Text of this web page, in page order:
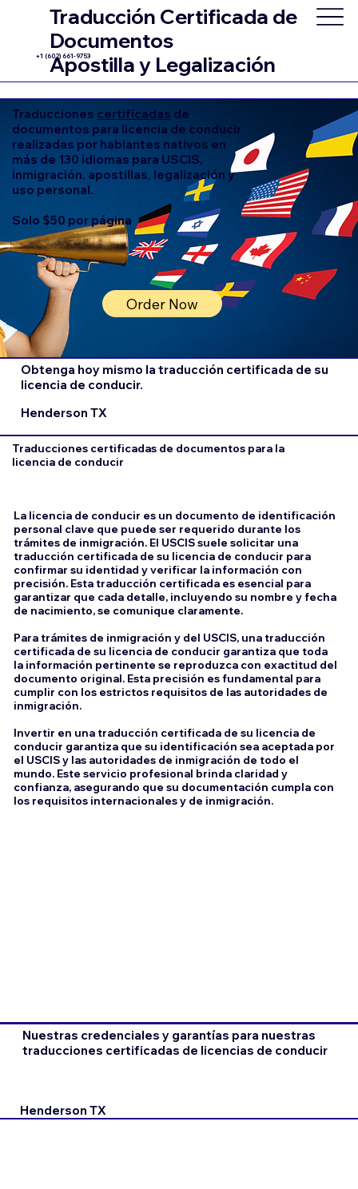
Traducción Certificada de
Documentos
Apostilla y Legalización
+1 (602) 661-9753
Traducciones certificadas de
documentos para licencia de conducir
realizadas por hablantes nativos en
más de 130 idiomas para USCIS,
inmigración, apostillas, legalización y
uso personal.
Solo $50 por página
Order Now
Obtenga hoy mismo la traducción certificada de su
licencia de conducir.
Henderson TX
Traducciones certificadas de documentos para la
licencia de conducir
La licencia de conducir es un documento de identificación
personal clave que puede ser requerido durante los
trámites de inmigración. El USCIS suele solicitar una
traducción certificada de su licencia de conducir para
confirmar su identidad y verificar la información con
precisión. Esta traducción certificada es esencial para
garantizar que cada detalle, incluyendo su nombre y fecha
de nacimiento, se comunique claramente.
Para trámites de inmigración y del USCIS, una traducción
certificada de su licencia de conducir garantiza que toda
la información pertinente se reproduzca con exactitud del
documento original. Esta precisión es fundamental para
cumplir con los estrictos requisitos de las autoridades de
inmigración.
Invertir en una traducción certificada de su licencia de
conducir garantiza que su identificación sea aceptada por
el USCIS y las autoridades de inmigración de todo el
mundo. Este servicio profesional brinda claridad y
confianza, asegurando que su documentación cumpla con
los requisitos internacionales y de inmigración.
Nuestras credenciales y garantías para nuestras
traducciones certificadas de licencias de conducir
Henderson TX